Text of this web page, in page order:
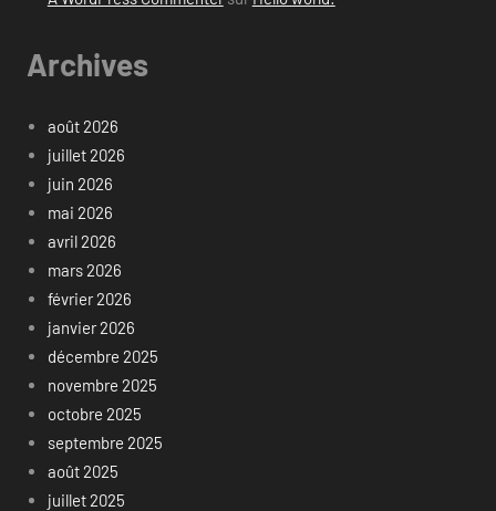
Archives
août 2026
juillet 2026
juin 2026
mai 2026
avril 2026
mars 2026
février 2026
janvier 2026
décembre 2025
novembre 2025
octobre 2025
septembre 2025
août 2025
juillet 2025